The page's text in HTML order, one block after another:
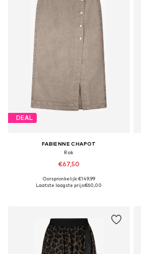
DEAL
FABIENNE CHAPOT
Rok
€67,50
Beschikbare maten: 34, 36, 38, 40
Oorspronkelijk: €149,99
Laatste laagste prijs:€60,00